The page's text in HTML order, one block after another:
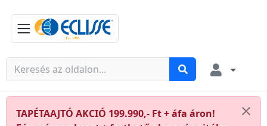
TAPÉTAAJTÓ AKCIÓ 199.990,- Ft + áfa áron!